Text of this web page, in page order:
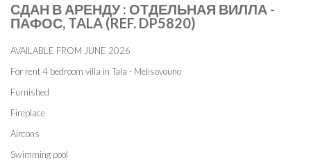
СДАН В АРЕНДУ : ОТДЕЛЬНАЯ ВИЛЛА -
ПАФОС, TALA (REF. DP5820)
AVAILABLE FROM JUNE 2026
For rent 4 bedroom villa in Tala - Melisovouno
Furnished
Fireplace
Aircons
Swimming pool